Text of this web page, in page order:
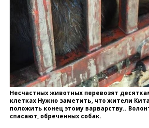
Несчастных животных перевозят
клетках Нужно заметить, что жители
положить конец этому варварству..
спасают, обреченных собак.